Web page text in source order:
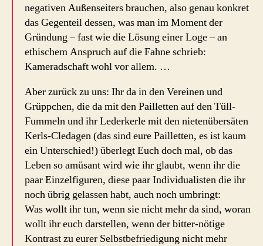
negativen Außenseiters brauchen, also genau konkret
das Gegenteil dessen, was man im Moment der
Gründung – fast wie die Lösung einer Loge – an
ethischem Anspruch auf die Fahne schrieb:
Kameradschaft wohl vor allem. …
Aber zurück zu uns: Ihr da in den Vereinen und
Grüppchen, die da mit den Pailletten auf den Tüll-
Fummeln und ihr Lederkerle mit den nietenübersäten
Kerls-Cledagen (das sind eure Pailletten, es ist kaum
ein Unterschied!) überlegt Euch doch mal, ob das
Leben so amüsant wird wie ihr glaubt, wenn ihr die
paar Einzelfiguren, diese paar Individualisten die ihr
noch übrig gelassen habt, auch noch umbringt:
Was wollt ihr tun, wenn sie nicht mehr da sind, woran
wollt ihr euch darstellen, wenn der bitter-nötige
Kontrast zu eurer Selbstbefriedigung nicht mehr